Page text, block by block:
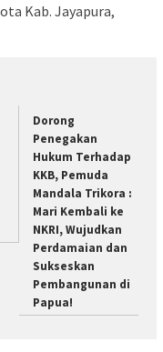
Kab. Jayapura,
Dorong
Penegakan
Hukum Terhadap
KKB, Pemuda
Mandala Trikora :
Mari Kembali ke
NKRI, Wujudkan
Perdamaian dan
Sukseskan
Pembangunan di
Papua!